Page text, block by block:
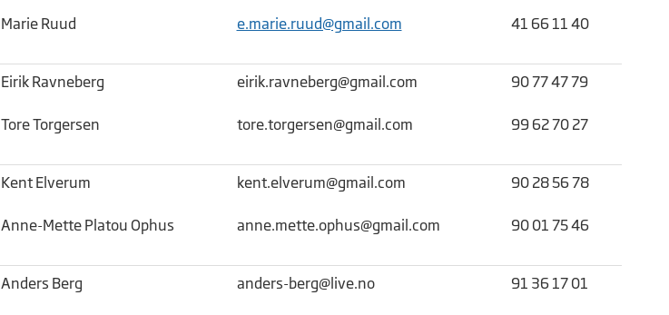
Marie Ruud e.marie.ruud@gmail.com 41 66 11 40
Eirik Ravneberg
Tore Torgersen
eirik.ravneberg@gmail.com
tore.torgersen@gmail.com
90 77 47 79
99 62 70 27
Kent Elverum
Anne-Mette Platou Ophus
kent.elverum@gmail.com
anne.mette.ophus@gmail.com
90 28 56 78
90 01 75 46
Anders Berg anders-berg@live.no 91 36 17 01